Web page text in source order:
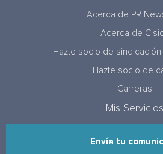
Acerca de PR
Acerca de
Hazte socio de
Hazte socio de
Carreras
Mis Servicios
Envía tu